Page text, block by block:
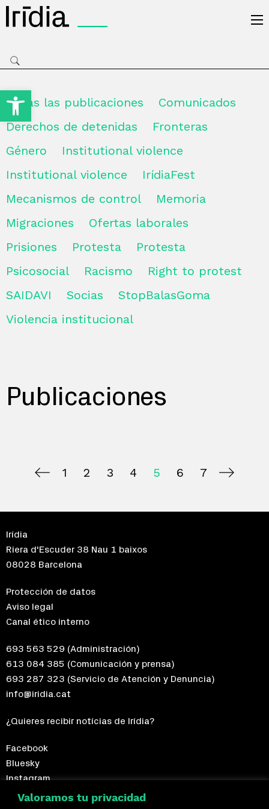
Open toolbar
Valoramos tu privacidad
Todas las publicaciones
Comunicados
Derechos de detenidas
Fronteras
Género
Institutional violence
Institutional violence
IrídiaFest
Mecanismos de control
Memoria
Migraciones
Ofertas laborales
Prisiones
Protesta
Protesta
Psicosocial
Racismo
Right to protest
SAIDAVI
Socias
StopBalasGoma
Violencia institucional
Publicaciones
1 2 3 4 5 6 7
Irídia
Riera d'Escuder 38 Nau 1 baixos
08028 Barcelona
Protección de datos
Aviso legal
Canal ético interno
693 563 529 (Administración)
613 084 385 (Comunicación y prensa)
693 287 323 (Servicio de Atención y Denuncia)
info@iridia.cat
¿Quieres recibir notícias de Irídia?
Facebook
Bluesky
Instagram
Telegram